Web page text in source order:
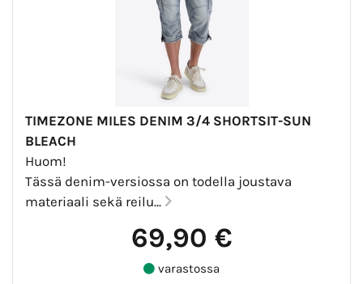
TIMEZONE MILES DENIM 3/4 SHORTSIT-SUN
BLEACH
Huom!
Tässä denim-versiossa on todella joustava
materiaali sekä reilu...
69,90 €
varastossa